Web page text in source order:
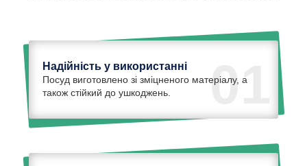
01
Надійність у використанні
Посуд виготовлено зі зміцненого матеріалу, а
також стійкий до ушкоджень.